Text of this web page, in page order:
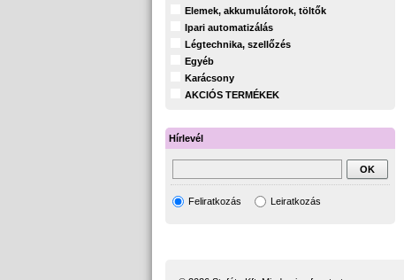
Elemek, akkumulátorok, töltők
Ipari automatizálás
Légtechnika, szellőzés
Egyéb
Karácsony
AKCIÓS TERMÉKEK
Hírlevél
Feliratkozás Leiratkozás